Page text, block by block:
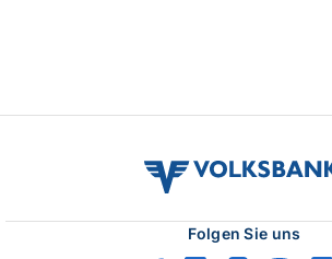
volksbank
Folgen Sie uns